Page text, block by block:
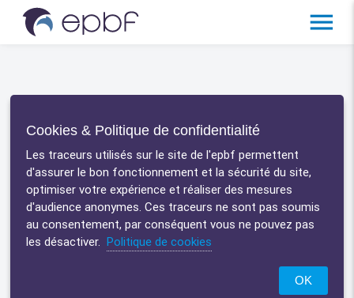
menu
Kyriba
Faits & Chiffres
Application de gestion de trésorerie en mode SaaS
Cookies & Politique de confidentialité
Les traceurs utilisés sur le site de l'epbf permettent
d'assurer le bon fonctionnement et la sécurité du site,
optimiser votre expérience et réaliser des mesures
d'audience anonymes. Ces traceurs ne sont pas soumis
au consentement, par conséquent vous ne pouvez pas
les désactiver.Politique de cookies
OK